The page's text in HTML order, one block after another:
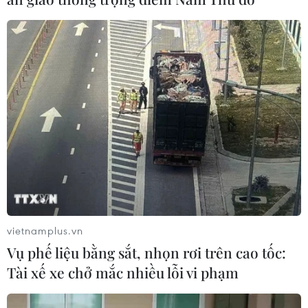
Libya tiến gần hơn tới mục tiêu khai
thác 2 triệu thùng dầu mỗi ngày
08/08/2026 00:12
Việt Nam khẳng định vị thế tại triển
lãm thương mại quốc tế của Ấn Độ
07/08/2026 23:08
Ngân hàng Trung ương Trung Quốc
07/08/2026 15:21
Chuyên gia quốc tế đánh giá tích cực
vietnamplus.vn
Vụ phế liệu bằng sắt, nhọn rơi trên cao tốc:
Tài xế xe chở mắc nhiều lỗi vi phạm